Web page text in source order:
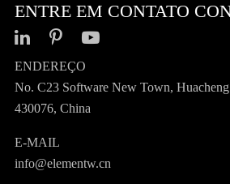
ENTRE EM CONTATO
ENDEREÇO
No. C23 Software New Town,
430076, China
E-MAIL
info@elementw.cn